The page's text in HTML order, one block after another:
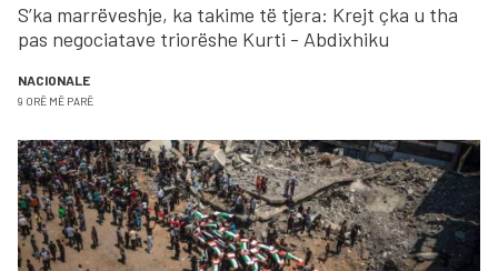
S’ka marrëveshje, ka takime të tjera: Krejt çka u tha
pas negociatave triorëshe Kurti - Abdixhiku
NACIONALE
9 ORË MË PARË